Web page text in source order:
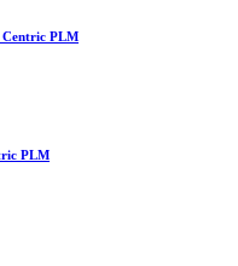
Centric PLM
PLM